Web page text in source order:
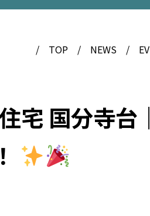
TOP NEWS
宅 国分寺台